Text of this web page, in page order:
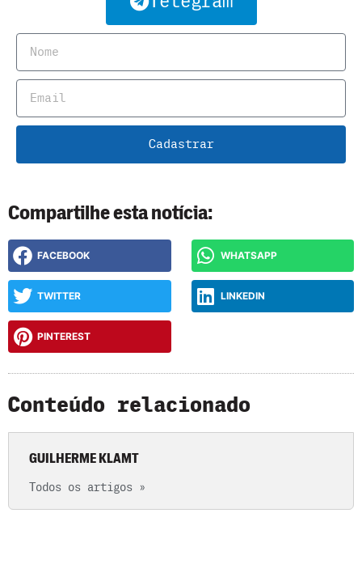
Cadastrar
Compartilhe esta notícia:
FACEBOOK WHATSAPP
TWITTER LINKEDIN
PINTEREST
Conteúdo relacionado
GUILHERME KLAMT
Todos os artigos »